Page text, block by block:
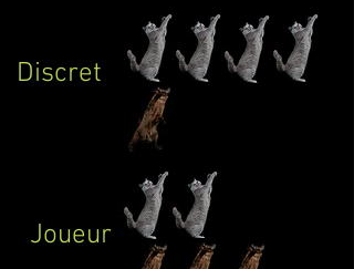
Discret
Joueur